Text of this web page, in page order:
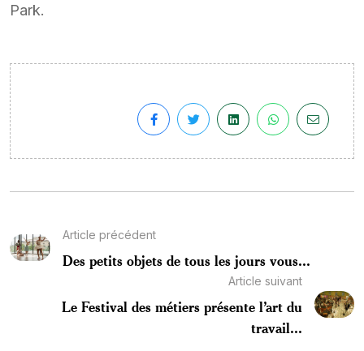
Park.
Article précédent
Des petits objets de tous les jours vous...
Article suivant
Le Festival des métiers présente l’art du
travail...